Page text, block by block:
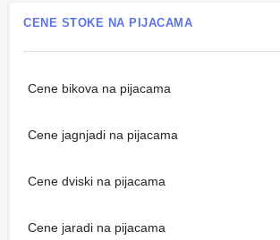
CENE STOKE NA PIJACAMA
Cene bikova na pijacama
Cene jagnjadi na pijacama
Cene dviski na pijacama
Cene jaradi na pijacama